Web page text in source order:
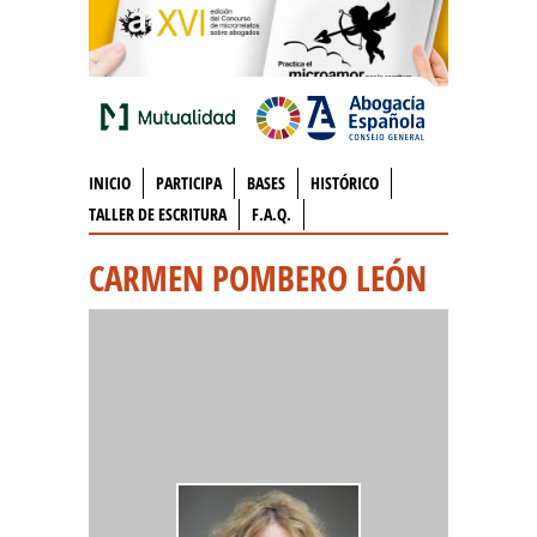
INICIO PARTICIPA BASES
HISTÓRICO
TALLER DE ESCRITURA
F.A.Q.
CARMEN POMBERO LEÓN